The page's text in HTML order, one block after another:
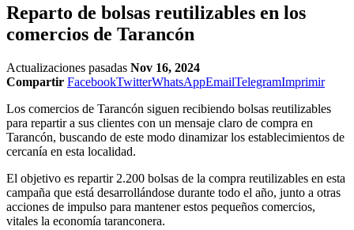
Reparto de bolsas reutilizables en los
comercios de Tarancón
Actualizaciones pasadas Nov 16, 2024
Compartir FacebookTwitterWhatsAppEmailTelegramImprimir
Los comercios de Tarancón siguen recibiendo bolsas reutilizables
para repartir a sus clientes con un mensaje claro de compra en
Tarancón, buscando de este modo dinamizar los establecimientos de
cercanía en esta localidad.
El objetivo es repartir 2.200 bolsas de la compra reutilizables en esta
campaña que está desarrollándose durante todo el año, junto a otras
acciones de impulso para mantener estos pequeños comercios,
vitales la economía taranconera.